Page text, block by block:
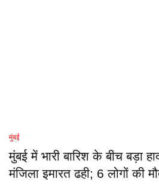
मुंबई
मुंबई में भारी बारिश के बीच बड़ा
मंजिला इमारत ढही; 6 लोगों की